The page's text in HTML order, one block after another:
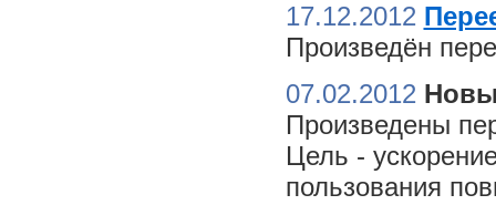
17.12.2012
Произведён
07.02.2012
Произведены
Цель -
пользования